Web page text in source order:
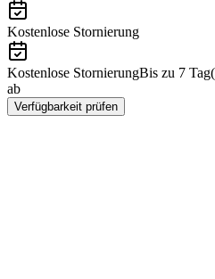
Kostenlose Stornierung
Kostenlose StornierungBis zu 7
ab
Verfügbarkeit prüfen